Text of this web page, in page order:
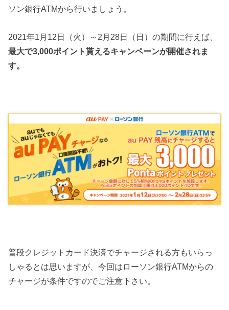
ソン銀行ATMから行いましょう。
2021年1月12日（火）～2月28日（日）の期間に行えば、
最大で3,000ポイント貰えるキャンペーンが開催されま
す。
普段クレジットカード決済でチャージされる方もいらっ
しゃるとは思いますが、今回はローソン銀行ATMからの
チャージが条件ですのでご注意下さい。